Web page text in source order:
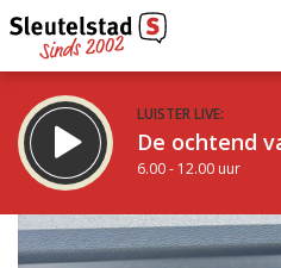
LUISTER LIVE:
De ochtend
6.00 - 12.00 uur
STRAKS:
De middag van